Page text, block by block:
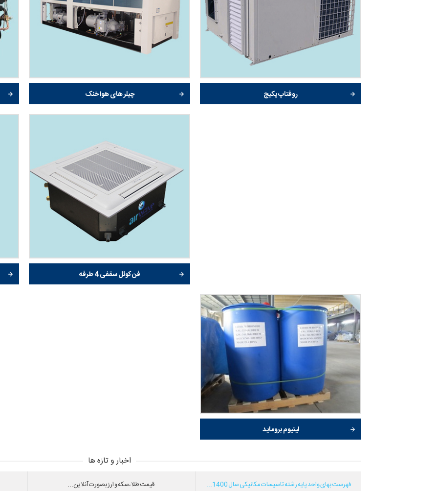
روفتاپ پکیج چیلر های هوا خنک
فن کوئل سقفی 4 طرفه
لیتیوم بروماید
اخبار و تازه ها
فهرست بهای واحد پایه رشته تاسیسات مکانیکی سال 1400... قیمت طلا،سکه و ارز بصورت آنلاین...